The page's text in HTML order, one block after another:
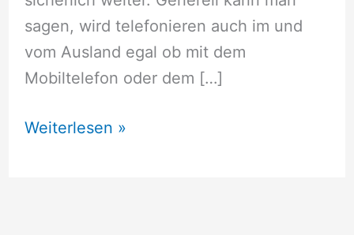
sagen, wird telefonieren auch im und
vom Ausland egal ob mit dem
Mobiltelefon oder dem […]
Billig
Weiterlesen »